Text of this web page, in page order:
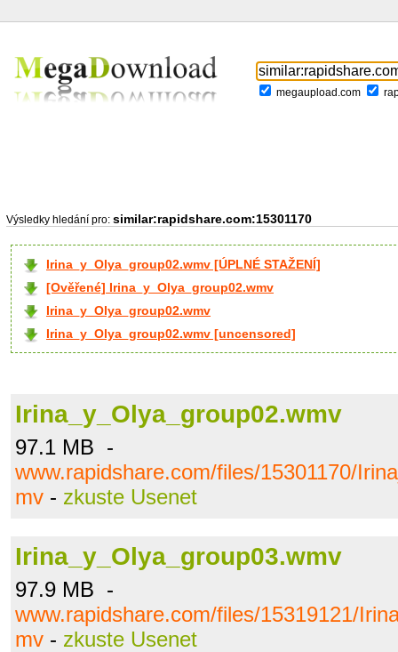
megaupload.com
Výsledky hledání pro: similar:rapidshare.com:15301170
Irina_y_Olya_group02.wmv [ÚPLNÉ STAŽENÍ]
[Ověřené] Irina_y_Olya_group02.wmv
Irina_y_Olya_group02.wmv
Irina_y_Olya_group02.wmv [uncensored]
Irina_y_Olya_group02.wmv
97.1 MB -
www.rapidshare.com/files/15301170/
mv - zkuste Usenet
Irina_y_Olya_group03.wmv
97.9 MB -
www.rapidshare.com/files/15319121/
mv - zkuste Usenet